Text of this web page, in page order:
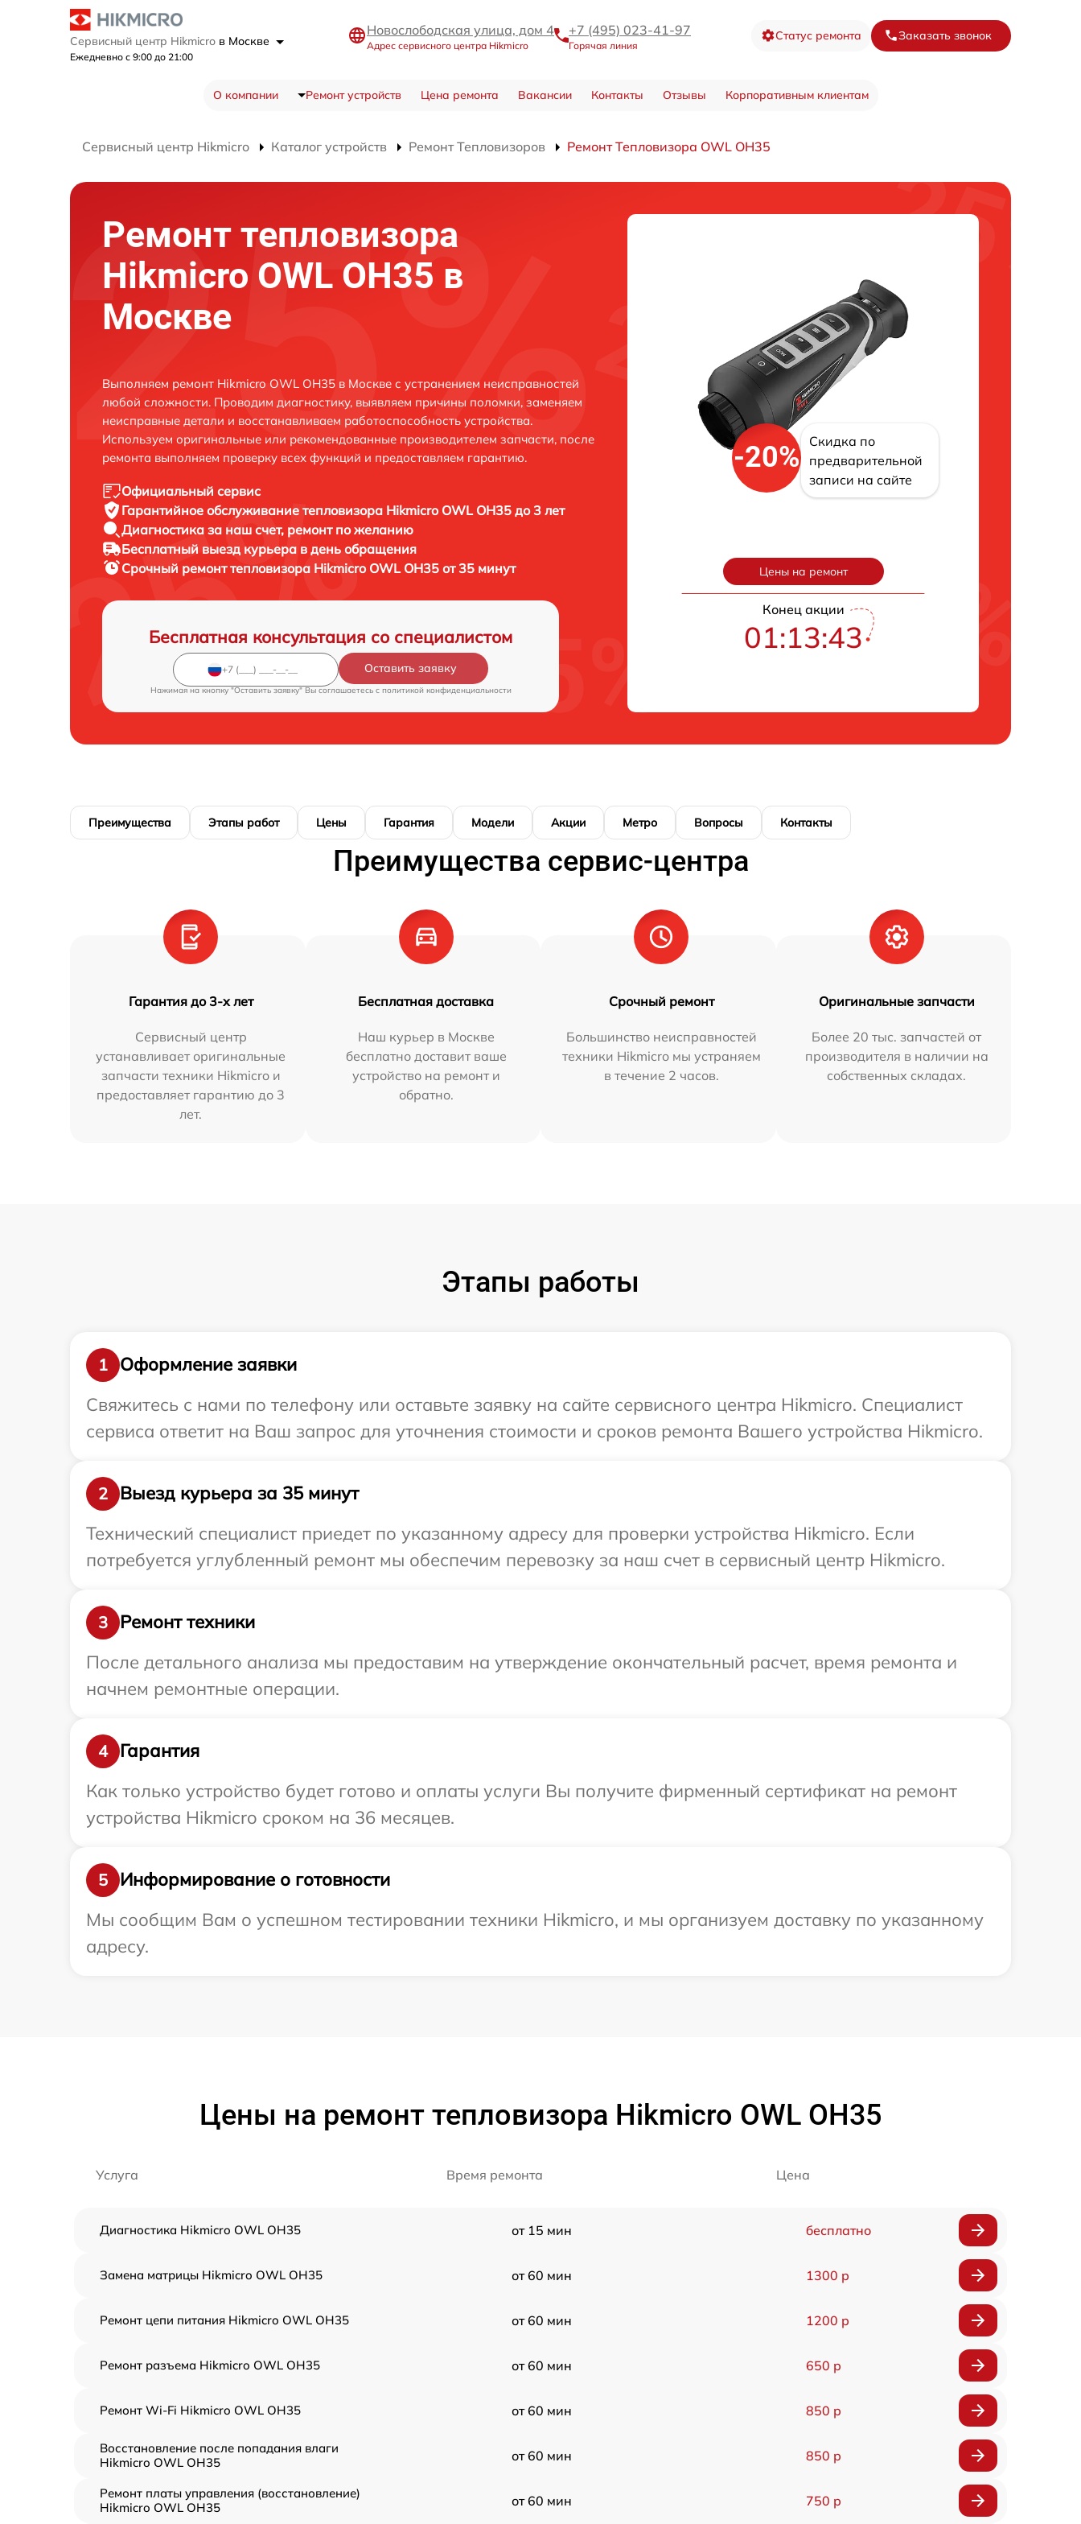
Сервисный центр Hikmicro в Москве
Ежедневно с 9:00 до 21:00
Новослободская улица, дом 4
Адрес сервисного центра Hikmicro
+7 (495) 023-41-97
Горячая линия
Статус ремонта Заказать звонок
О компании Ремонт устройств Цена ремонта Вакансии Контакты Отзывы Корпоративным клиентам
Сервисный центр Hikmicro Каталог устройств Ремонт Тепловизоров Ремонт Тепловизора OWL OH35
Ремонт тепловизора
Hikmicro OWL OH35 в
Москве
Выполняем ремонт Hikmicro OWL OH35 в Москве с устранением неисправностей
любой сложности. Проводим диагностику, выявляем причины поломки, заменяем
неисправные детали и восстанавливаем работоспособность устройства.
Используем оригинальные или рекомендованные производителем запчасти, после
ремонта выполняем проверку всех функций и предоставляем гарантию.
Официальный сервис
Гарантийное обслуживание тепловизора Hikmicro OWL OH35 до 3 лет
Диагностика за наш счет, ремонт по желанию
Бесплатный выезд курьера в день обращения
Срочный ремонттепловизора Hikmicro OWL OH35 от 35 минут
Бесплатная консультация со специалистом
Оставить заявку
Нажимая на кнопку "Оставить заявку" Вы соглашаетесь c политикой конфиденциальности
-20%
Скидка по
предварительной
записи на сайте
Цены на ремонт
Конец акции
01:13:42
Преимущества Этапы работ Цены Гарантия Модели Акции Метро Вопросы Контакты
Преимущества сервис-центра
Гарантия до 3-х лет
Сервисный центр
устанавливает оригинальные
запчасти техники Hikmicro и
предоставляет гарантию до 3
лет.
Бесплатная доставка
Наш курьер в Москве
бесплатно доставит ваше
устройство на ремонт и
обратно.
Срочный ремонт
Большинство неисправностей
техники Hikmicro мы устраняем
в течение 2 часов.
Оригинальные запчасти
Более 20 тыс. запчастей от
производителя в наличии на
собственных складах.
Этапы работы
1
Оформление заявки
Свяжитесь с нами по телефону или оставьте заявку на сайте сервисного центра Hikmicro. Специалист
сервиса ответит на Ваш запрос для уточнения стоимости и сроков ремонта Вашего устройства Hikmicro.
2
Выезд курьера за 35 минут
Технический специалист приедет по указанному адресу для проверки устройства Hikmicro. Если
потребуется углубленный ремонт мы обеспечим перевозку за наш счет в сервисный центр Hikmicro.
3
Ремонт техники
После детального анализа мы предоставим на утверждение окончательный расчет, время ремонта и
начнем ремонтные операции.
4
Гарантия
Как только устройство будет готово и оплаты услуги Вы получите фирменный сертификат на ремонт
устройства Hikmicro сроком на 36 месяцев.
5
Информирование о готовности
Мы сообщим Вам о успешном тестировании техники Hikmicro, и мы организуем доставку по указанному
адресу.
Цены на ремонт тепловизора Hikmicro OWL OH35
Услуга Время ремонта Цена
Диагностика Hikmicro OWL OH35 от 15 мин бесплатно
Замена матрицы Hikmicro OWL OH35 от 60 мин 1300 р
Ремонт цепи питания Hikmicro OWL OH35 от 60 мин 1200 р
Ремонт разъема Hikmicro OWL OH35 от 60 мин 650 р
Ремонт Wi-Fi Hikmicro OWL OH35 от 60 мин 850 р
Восстановление после попадания влаги
Hikmicro OWL OH35
от 60 мин 850 р
Ремонт платы управления (восстановление)
Hikmicro OWL OH35
от 60 мин 750 р